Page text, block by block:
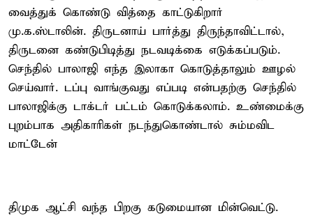
வைத்துக் கொண்டு வித்தை காட்டுகிறார்
மு.க.ஸ்டாலின். திருடனாய் பார்த்து திருந்தாவிட்டால்,
திருடனை கண்டுபிடித்து நடவடிக்கை எடுக்கப்படும்.
செந்தில் பாலாஜி எந்த இலாகா கொடுத்தாலும் ஊழல்
செய்வார். டப்பு வாங்குவது எப்படி என்பதற்கு செந்தில்
பாலாஜிக்கு டாக்டர் பட்டம் கொடுக்கலாம். உண்மைக்கு
புறம்பாக அதிகாரிகள் நடந்துகொண்டால் சும்மவிட
மாட்டேன்
திமுக ஆட்சி வந்த பிறகு கடுமையான மின்வெட்டு.